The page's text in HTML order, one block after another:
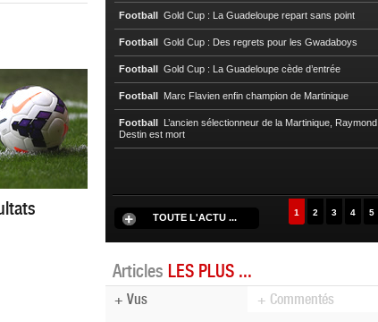
Football Gold Cup : La Guadeloupe repart sans point
Football Gold Cup : Des regrets pour les Gwadaboys
Football Gold Cup : La Guadeloupe cède d’entrée
Football Marc Flavien enfin champion de Martinique
Football L’ancien sélectionneur de la Martinique, Raymond
Destin est mort
TOUTE L'ACTU ... 1 2 3 4 5
Articles LES PLUS ...
+ Vus + Commentés